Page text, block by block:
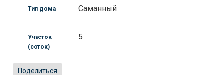
Тип дома Саманный
Участок
(соток)
5
Поделиться